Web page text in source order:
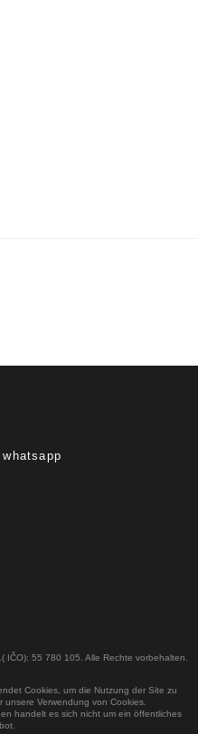
55 780 105. Alle Rechte vorbehalten.
Cookies, um die Nutzung der Site zu
Verwendung von Cookies.
handelt es sich nicht um ein öffentliches